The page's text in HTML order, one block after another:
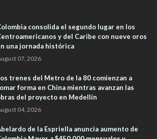
consolida el segundo lugar en los
y del Caribe con nueve oros
una jornada histórica
07, 2026
trenes del Metro de la 80 comienzan a
forma en China mientras avanzan las
del proyecto en Medellín
04, 2026
de la Espriella anuncia aumento de